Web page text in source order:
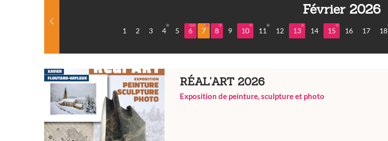
Février 2026
1 2 3 4 5 6 7 8 9 10 11 12 13 14 15 16 17 18
RÉAL'ART 2026
Exposition de peinture, sculpture et photo